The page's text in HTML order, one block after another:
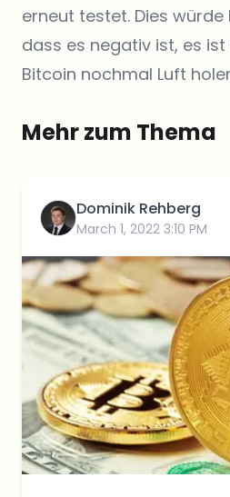
erneut testet. Dies würde
dass es negativ ist, es
Bitcoin nochmal Luft
Mehr zum Thema
Dominik Rehberg
March 1, 2022 3:10 PM